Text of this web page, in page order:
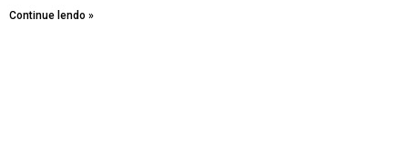
Continue lendo »